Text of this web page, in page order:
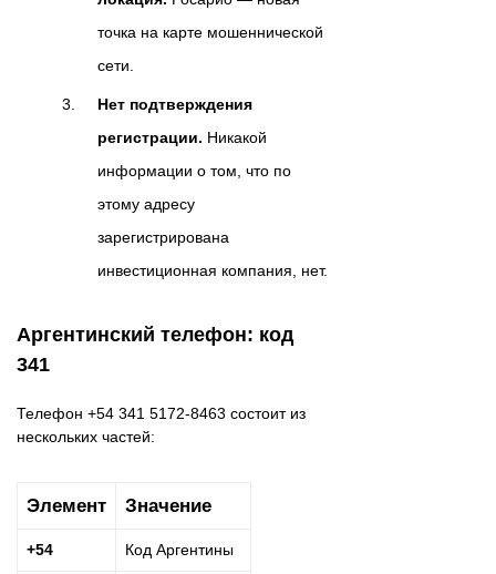
точка на карте мошеннической
сети.
Нет подтверждения
регистрации. Никакой
информации о том, что по
этому адресу
зарегистрирована
инвестиционная компания, нет.
Аргентинский телефон: код
341
Телефон +54 341 5172-8463 состоит из
нескольких частей:
Элемент Значение
+54 Код Аргентины